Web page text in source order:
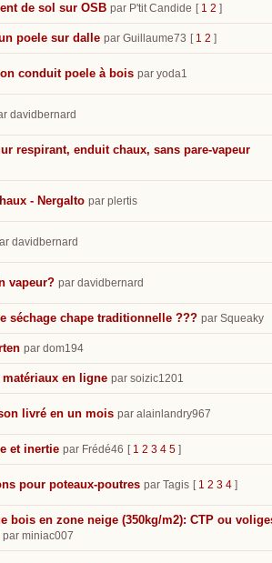
de sol sur OSB par P'tit Candide [ 1 2 ]
poele sur dalle par Guillaume73 [ 1 2 ]
conduit poele à bois par yoda1
davidbernard
respirant, enduit chaux, sans pare-vapeur
- Nergalto par plertis
davidbernard
vapeur? par davidbernard
séchage chape traditionnelle ??? par Squeaky
par dom194
matériaux en ligne par soizic1201
livré en un mois par alainlandry967
et inertie par Frédé46 [ 1 2 3 4 5 ]
pour poteaux-poutres par Tagis [ 1 2 3 4 ]
bois en zone neige (350kg/m2): CTP ou
par miniac007